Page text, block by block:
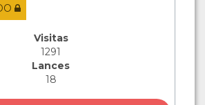
Visitas
1291
Lances
18